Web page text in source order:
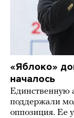
«Яблоко»
началось
Единственную
поддержали
оппозиция. Ее